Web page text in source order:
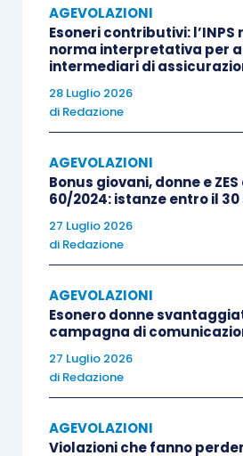
La principale novità consiste
finanziare, oltre al progetto
intervento aggiuntivo, che può
gestione delle emergenze
realizzazione di coperture a
di impianti fotovoltaici per
energia o l’adozione di
individuale intelligenti. Il
in presenza di un intervento
130.000 euro e può coprire fino
spese sostenute, percentuale
per alcune tipologie di
AGEVOLAZIONI
Esoneri contributivi:
norma interpretativa per
intermediari di
28 Luglio 2026
di Redazione
AGEVOLAZIONI
Bonus giovani, donne e ZES
60/2024: istanze entro il
27 Luglio 2026
di Redazione
AGEVOLAZIONI
Esonero donne
campagna di
27 Luglio 2026
di Redazione
AGEVOLAZIONI
Violazioni che fanno